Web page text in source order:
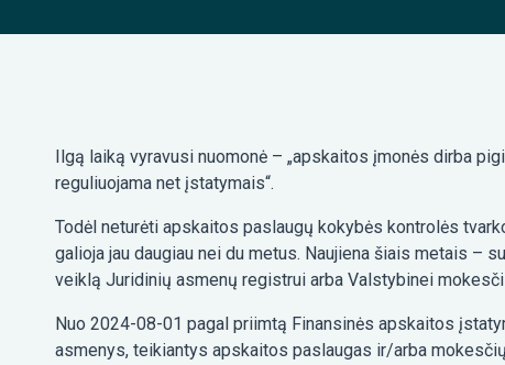
Ilgą laiką vyravusi nuomonė – „apskaitos įmonės dirba
reguliuojama net įstatymais“.
Todėl neturėti apskaitos paslaugų kokybės kontrolės
galioja jau daugiau nei du metus. Naujiena šiais metais –
veiklą Juridinių asmenų registrui arba Valstybinei
Nuo 2024-08-01 pagal priimtą Finansinės apskaitos
asmenys, teikiantys apskaitos paslaugas ir/arba